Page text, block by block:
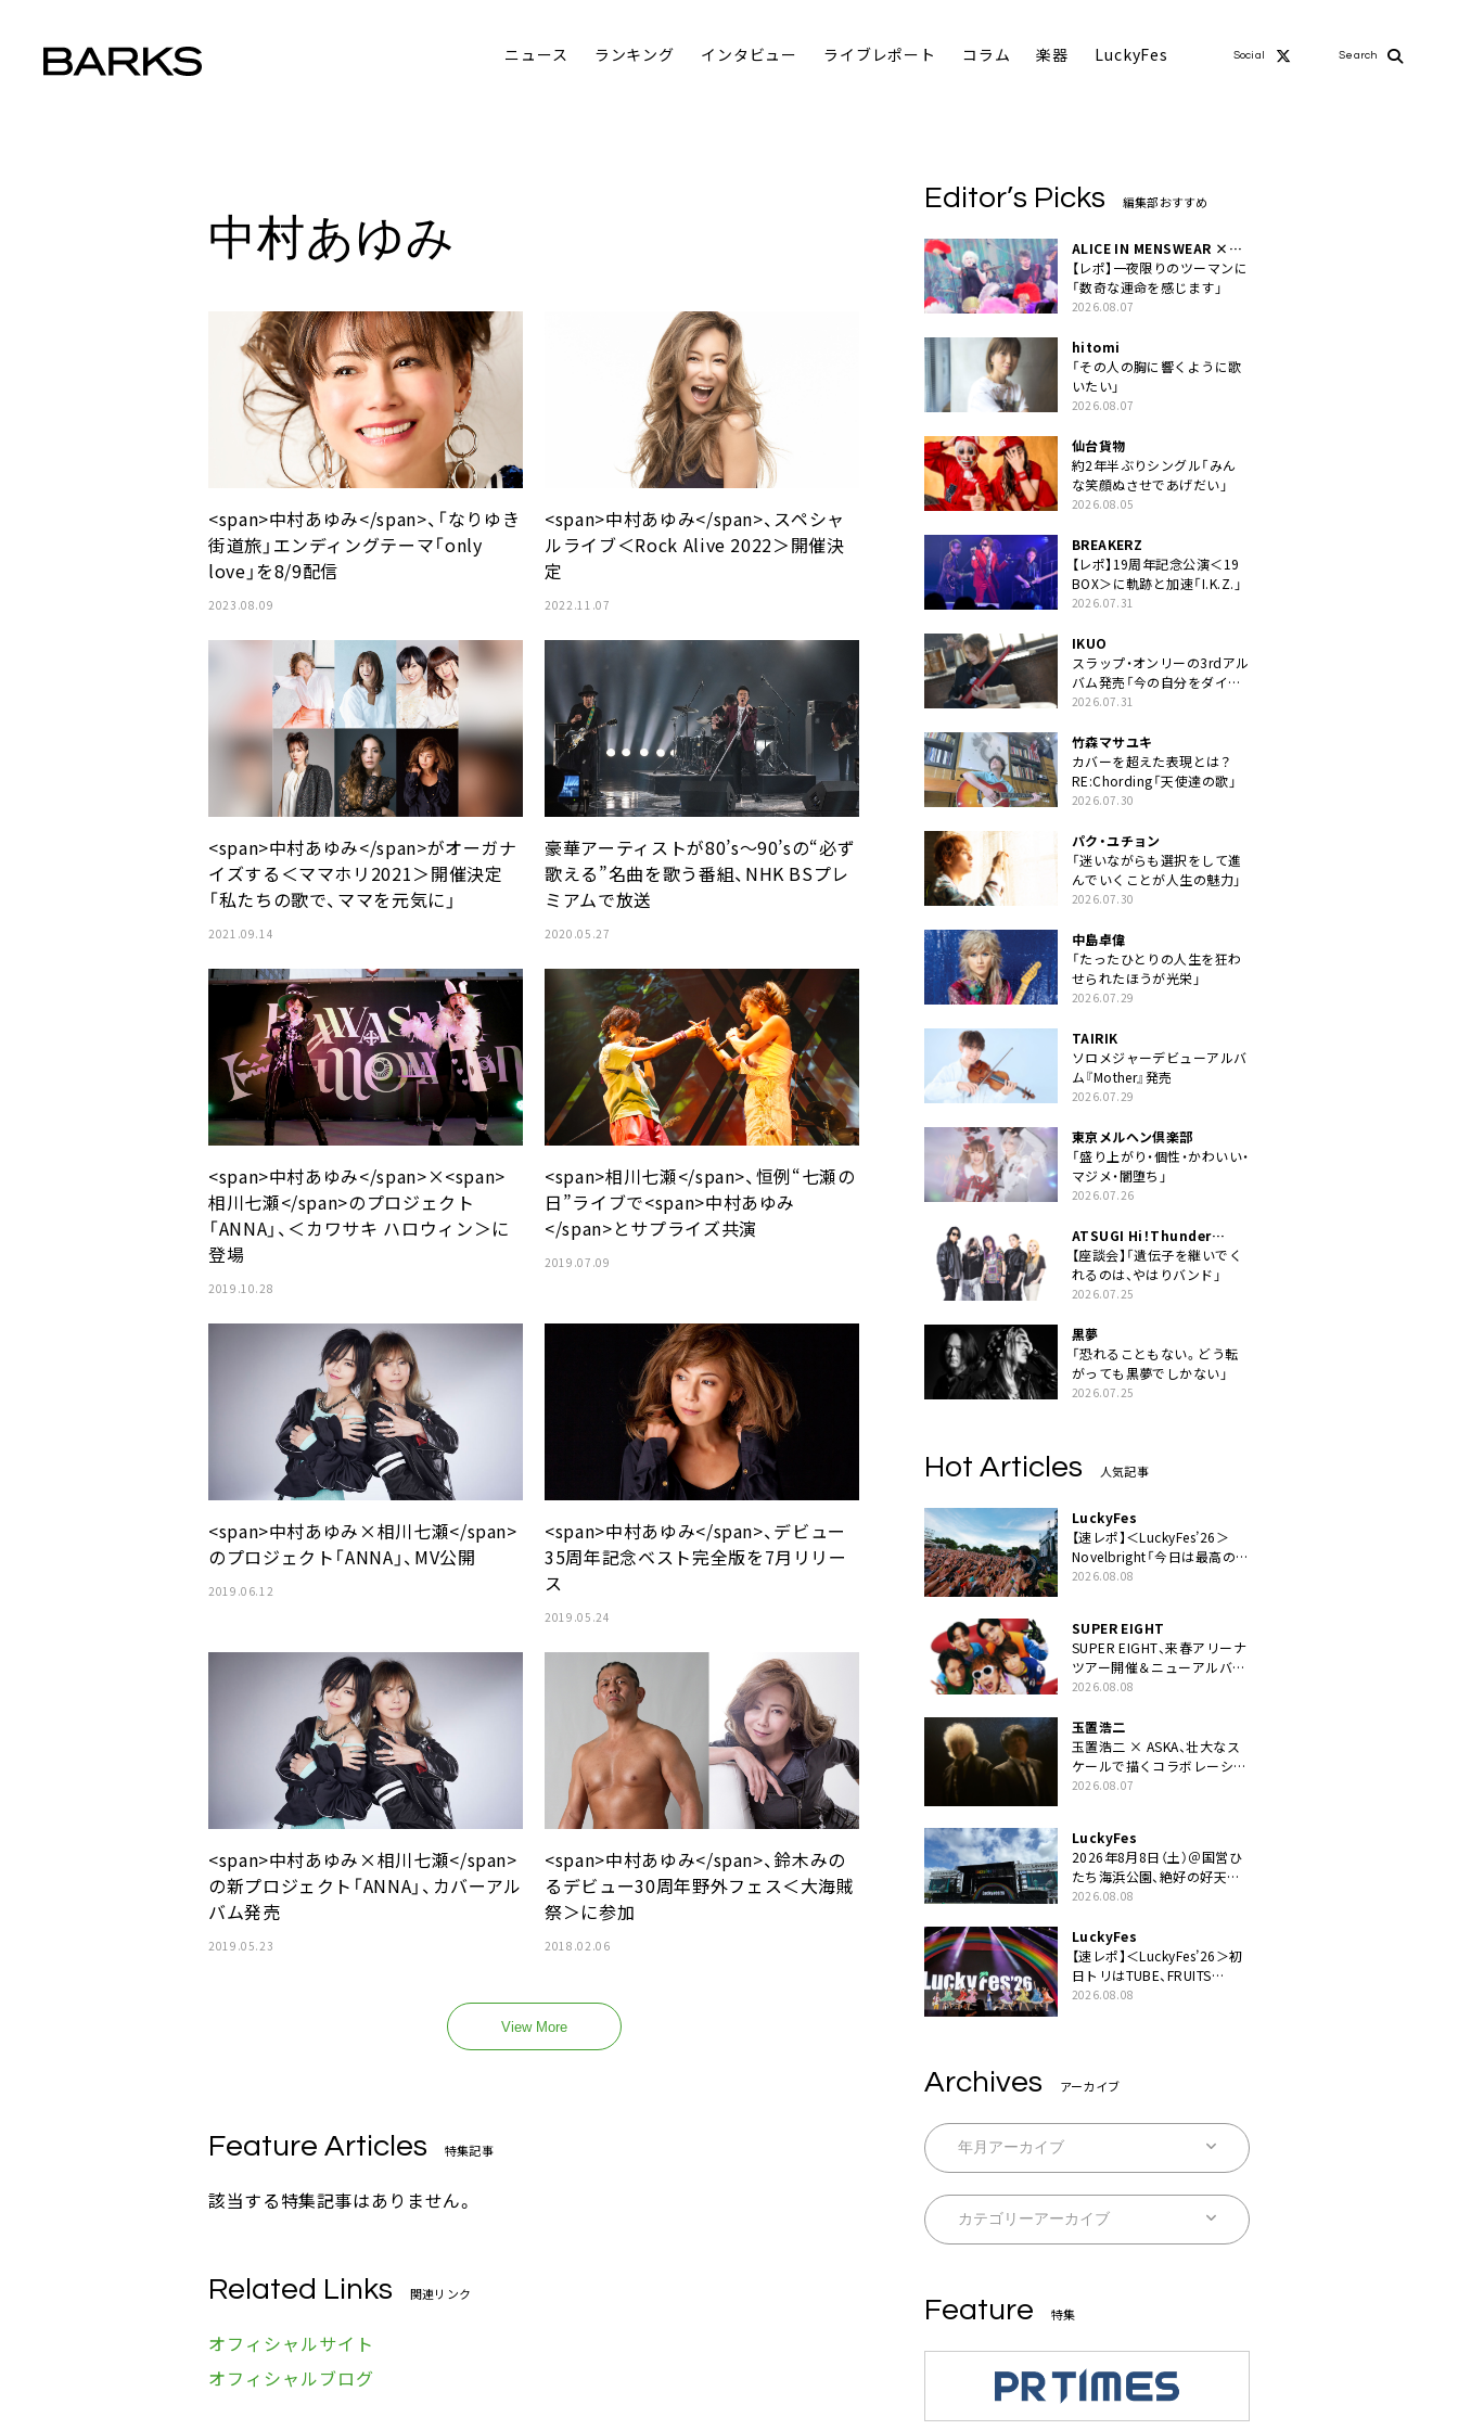
ニュース ランキング インタビュー ライブレポート コラム 楽器 LuckyFes Social Search
中村あゆみ
<span>中村あゆみ</span>、「なりゆき
街道旅」エンディングテーマ「only
love」を8/9配信
2023.08.09
<span>中村あゆみ</span>、スペシャ
ルライブ＜Rock Alive 2022＞開催決
定
2022.11.07
<span>中村あゆみ</span>がオーガナ
イズする＜ママホリ2021＞開催決定
「私たちの歌で、ママを元気に」
2021.09.14
豪華アーティストが80’s～90’sの“必ず
歌える”名曲を歌う番組、NHK BSプレ
ミアムで放送
2020.05.27
<span>中村あゆみ</span>×<span>
相川七瀬</span>のプロジェクト
「ANNA」、＜カワサキ ハロウィン＞に
登場
2019.10.28
<span>相川七瀬</span>、恒例“七瀬の
日”ライブで<span>中村あゆみ
</span>とサプライズ共演
2019.07.09
<span>中村あゆみ×相川七瀬</span>
のプロジェクト「ANNA」、MV公開
2019.06.12
<span>中村あゆみ</span>、デビュー
35周年記念ベスト完全版を7月リリー
ス
2019.05.24
<span>中村あゆみ×相川七瀬</span>
の新プロジェクト「ANNA」、カバーアル
バム発売
2019.05.23
<span>中村あゆみ</span>、鈴木みの
るデビュー30周年野外フェス＜大海賊
祭＞に参加
2018.02.06
View More
Feature Articles 特集記事
該当する特集記事はありません。
Related Links 関連リンク
オフィシャルサイト
オフィシャルブログ
Editor’s Picks 編集部おすすめ
ALICE IN MENSWEAR ×
MASCHERA
【レポ】一夜限りのツーマンに
「数奇な運命を感じます」
2026.08.07
hitomi
「その人の胸に響くように歌
いたい」
2026.08.07
仙台貨物
約2年半ぶりシングル「みん
な笑顔ぬさせであげだい」
2026.08.05
BREAKERZ
【レポ】19周年記念公演＜19
BOX＞に軌跡と加速「I.K.Z.」
2026.07.31
IKUO
スラップ・オンリーの3rdアル
バム発売「今の自分をダイレ
クトに」
2026.07.31
竹森マサユキ
カバーを超えた表現とは？
RE:Chording「天使達の歌」
2026.07.30
パク・ユチョン
「迷いながらも選択をして進
んでいくことが人生の魅力」
2026.07.30
中島卓偉
「たったひとりの人生を狂わ
せられたほうが光栄」
2026.07.29
TAIRIK
ソロメジャーデビューアルバ
ム『Mother』発売
2026.07.29
東京メルヘン倶楽部
「盛り上がり・個性・かわいい・
マジメ・闇堕ち」
2026.07.26
ATSUGI Hi！Thunder
Rock Festival
【座談会】「遺伝子を継いでく
れるのは、やはりバンド」
2026.07.25
黒夢
「恐れることもない。どう転
がっても黒夢でしかない」
2026.07.25
Hot Articles 人気記事
LuckyFes
【速レポ】＜LuckyFes’26＞
Novelbright「今日は最高のフ
ェス日和。最高の休日を、最
2026.08.08
SUPER EIGHT
SUPER EIGHT、来春アリーナ
ツアー開催＆ニューアルバム
発売決定げるEP『ダンダー
2026.08.08
玉置浩二
玉置浩二 × ASKA、壮大なス
ケールで描くコラボレーショ
ン曲「音銀河」リリース決定。
2026.08.07
LuckyFes
2026年8月8日（土）＠国営ひ
たち海浜公園、絶好の好天の
中＜LuckyFes’26＞開幕
2026.08.08
LuckyFes
【速レポ】＜LuckyFes’26＞初
日トリはTUBE、FRUITS
ZIPPERや綾小路翔、鬼龍院翔
2026.08.08
Archives アーカイブ
Feature 特集